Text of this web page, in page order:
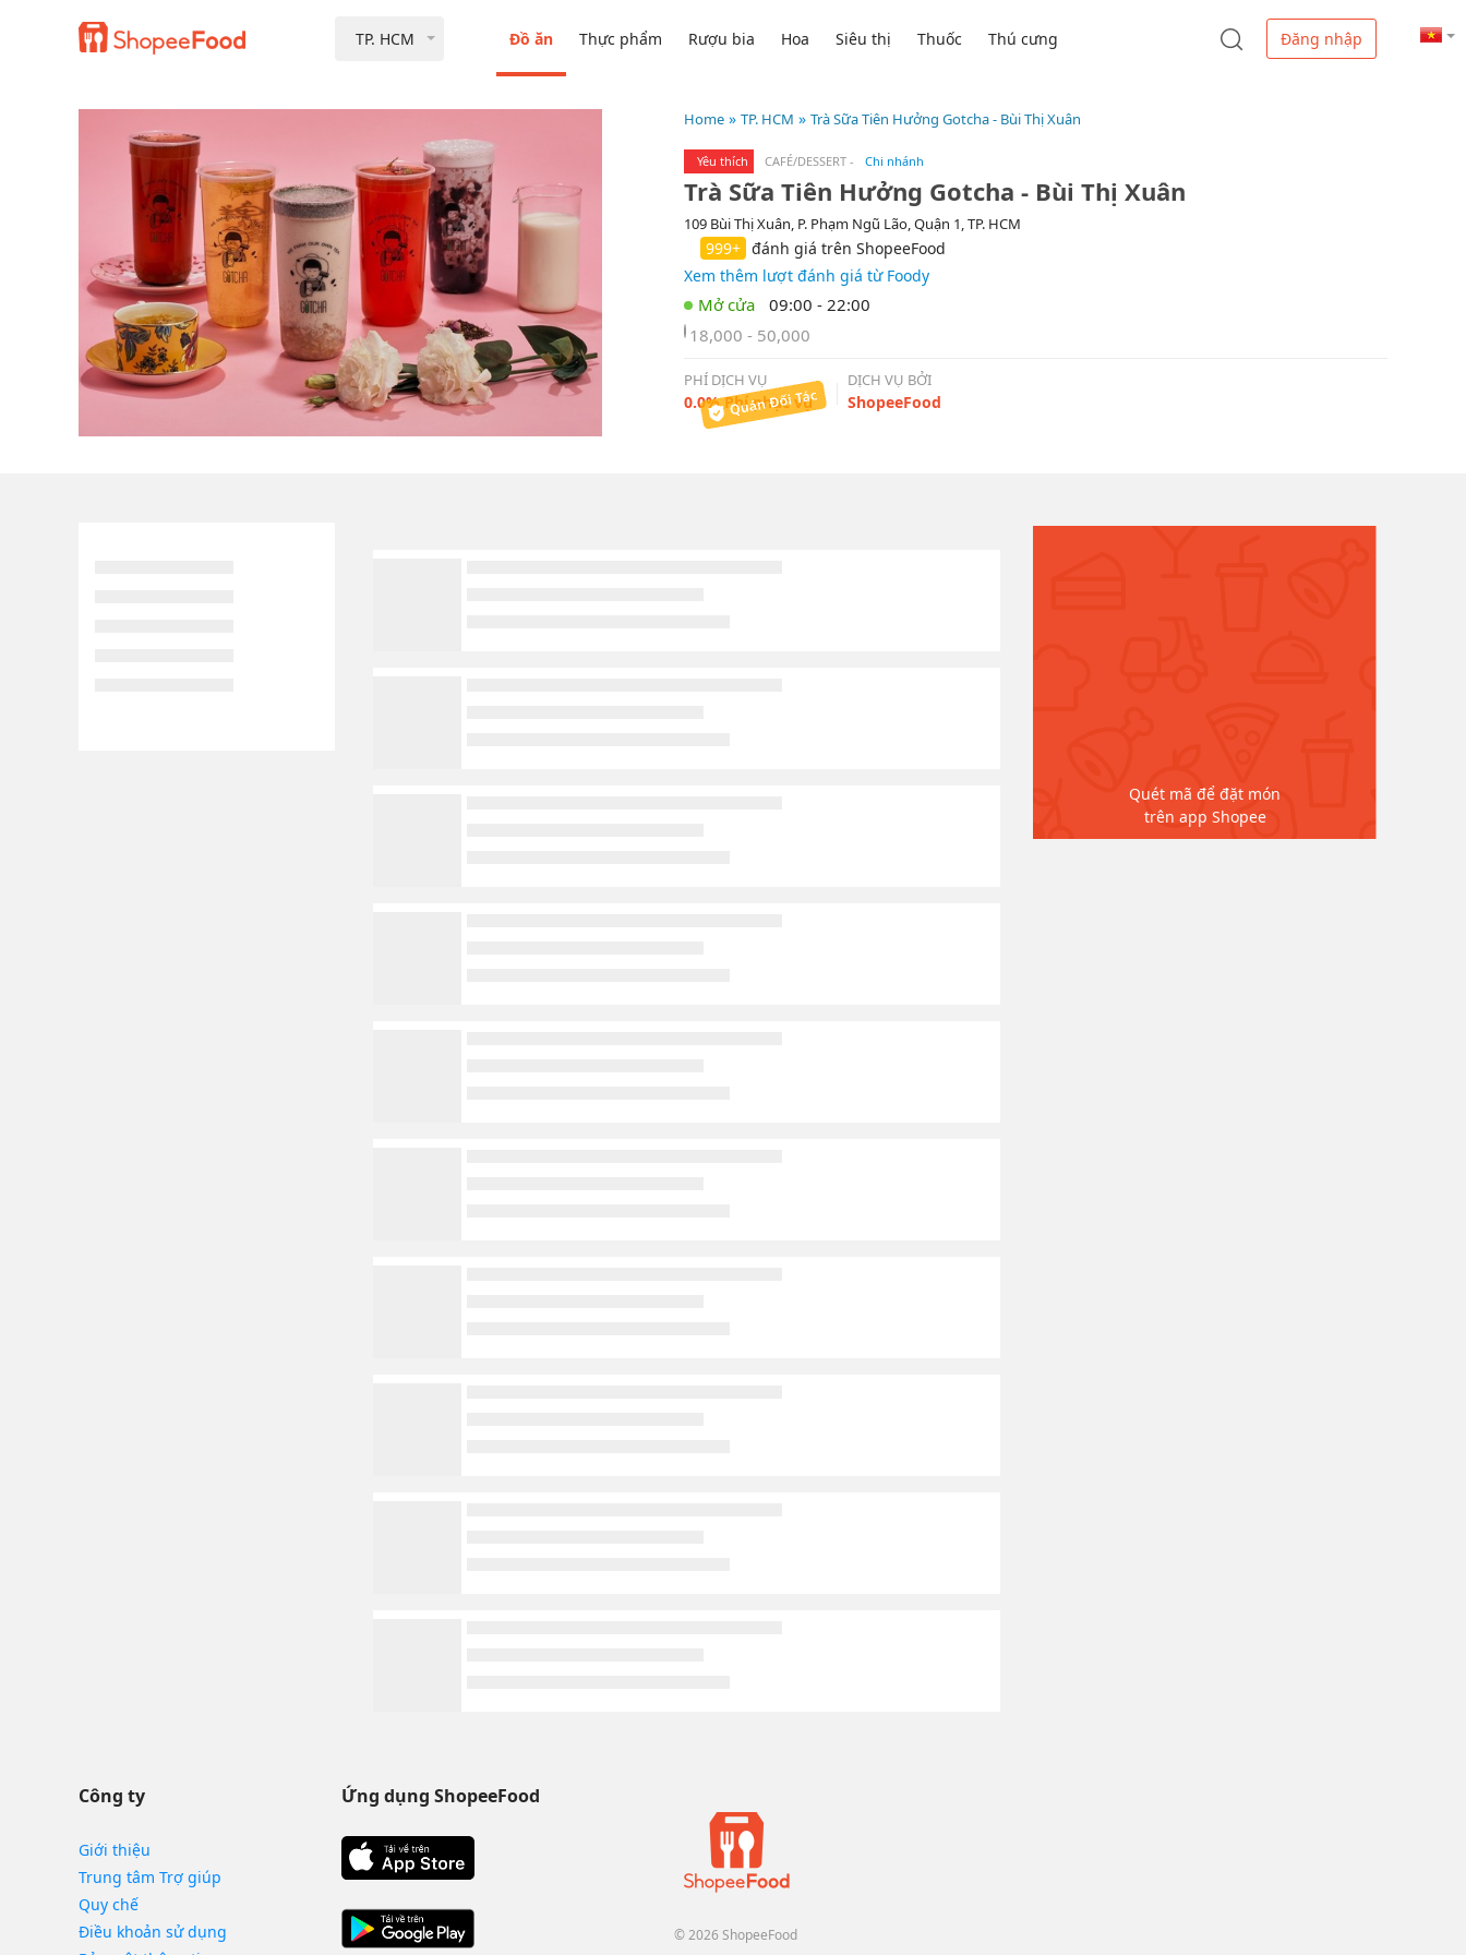
TP. HCM Đồ ăn Thực phẩm Rượu bia Hoa Siêu thị Thuốc Thú cưng Đăng nhập
Home TP. HCM Trà Sữa Tiên Hưởng Gotcha - Bùi Thị Xuân
Yêu thích CAFÉ/DESSERT - Chi nhánh
Trà Sữa Tiên Hưởng Gotcha - Bùi Thị Xuân
109 Bùi Thị Xuân, P. Phạm Ngũ Lão, Quận 1, TP. HCM
999+ đánh giá trên ShopeeFood
Xem thêm lượt đánh giá từ Foody
09:00 - 22:00
18,000 - 50,000
PHÍ DỊCH VỤ
0.0% Phí phục vụ
DỊCH VỤ BỞI
ShopeeFood
Quét mã để đặt món
trên app Shopee
Công ty
Giới thiệu
Trung tâm Trợ giúp
Quy chế
Điều khoản sử dụng
Ứng dụng ShopeeFood
© 2026 ShopeeFood